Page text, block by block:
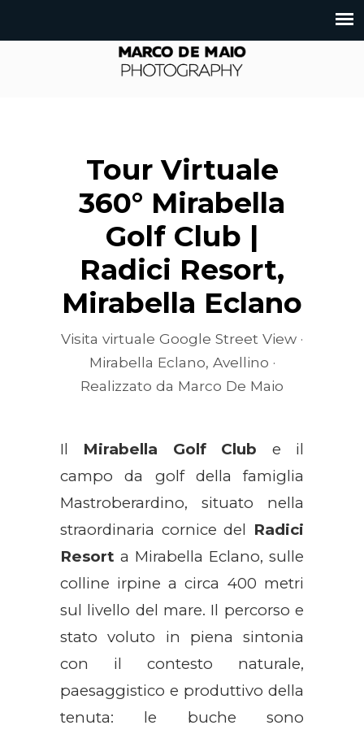
Tour Virtuale
360° Mirabella
Golf Club |
Radici Resort,
Mirabella Eclano
Visita virtuale Google Street View ·
Mirabella Eclano, Avellino ·
Realizzato da Marco De Maio
Il Mirabella Golf Club e il
campo da golf della famiglia
Mastroberardino, situato nella
straordinaria cornice del Radici
Resort a Mirabella Eclano, sulle
colline irpine a circa 400 metri
sul livello del mare. Il percorso e
stato voluto in piena sintonia
con il contesto naturale,
paesaggistico e produttivo della
tenuta: le buche sono